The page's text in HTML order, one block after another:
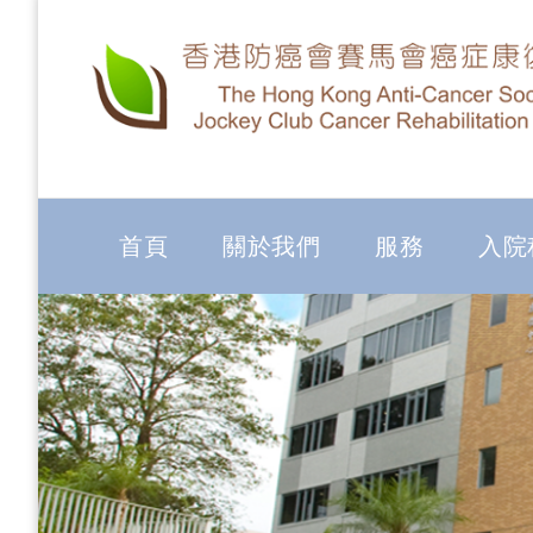
首頁 關於我們 服務 入